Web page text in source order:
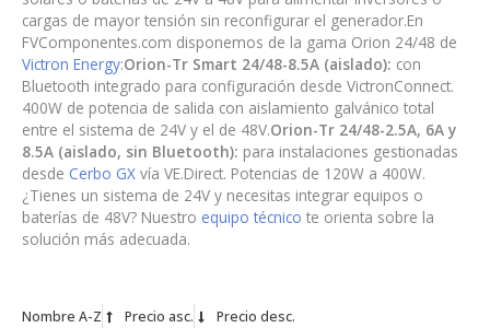
cargas de mayor tensión sin reconfigurar el generador.En
FVComponentes.com disponemos de la gama Orion 24/48 de
Victron Energy:Orion-Tr Smart 24/48-8.5A (aislado): con
Bluetooth integrado para configuración desde VictronConnect.
400W de potencia de salida con aislamiento galvánico total
entre el sistema de 24V y el de 48V.Orion-Tr 24/48-2.5A, 6A y
8.5A (aislado, sin Bluetooth): para instalaciones gestionadas
desde Cerbo GX vía VE.Direct. Potencias de 120W a 400W.
¿Tienes un sistema de 24V y necesitas integrar equipos o
baterías de 48V? Nuestro equipo técnico te orienta sobre la
solución más adecuada.
Nombre A-Z Precio asc. Precio desc.